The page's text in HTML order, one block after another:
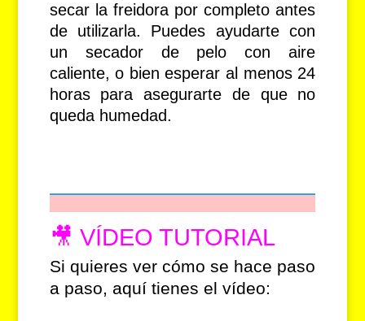
secar la freidora por completo antes
de utilizarla. Puedes ayudarte con
un secador de pelo con aire
caliente, o bien esperar al menos 24
horas para asegurarte de que no
queda humedad.
🎥 VÍDEO TUTORIAL
Si quieres ver cómo se hace paso
a paso, aquí tienes el vídeo: